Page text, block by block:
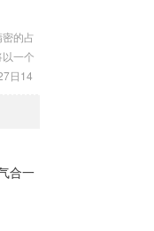
8，
，...
倍感
喜用
、补
开的
局
的占
一个
日14
的三
是推
的天
干日
合一